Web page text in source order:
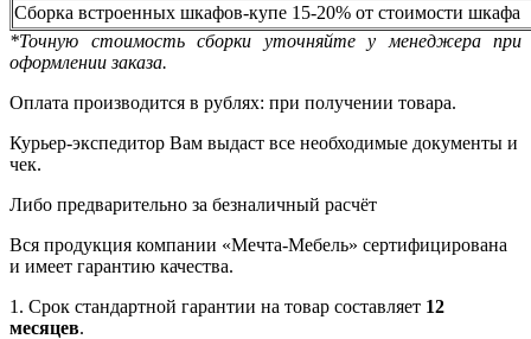
Сборка встроенных шкафов-купе 15-20% от стоимости шкафа
*Точную стоимость сборки уточняйте у менеджера при
оформлении заказа.
Оплата производится в рублях: при получении товара.
Курьер-экспедитор Вам выдаст все необходимые документы и
чек.
Либо предварительно за безналичный расчёт
Вся продукция компании «Мечта-Мебель» сертифицирована
и имеет гарантию качества.
1. Срок стандартной гарантии на товар составляет 12
месяцев.